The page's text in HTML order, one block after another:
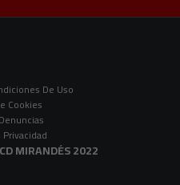
De Uso
Cookies
MIRANDÉS 2022